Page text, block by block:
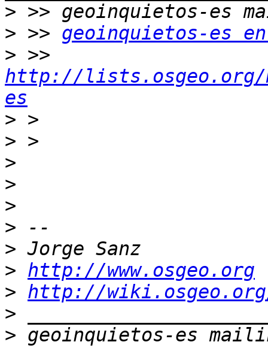
>
> >> geoinquietos-es
>
http://lists.osgeo.org/
es
>
>
>
>
>
>
>
> http://www.osgeo.org
> http://
>
>